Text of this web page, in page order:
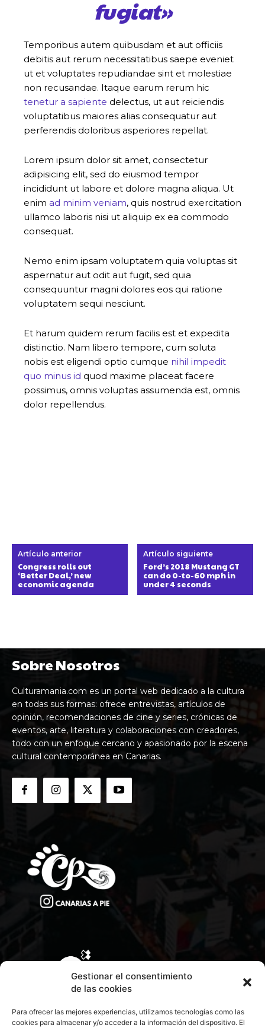
Gestionar el consentimiento
de las cookies
Para ofrecer las mejores experiencias, utilizamos tecnologías como las
cookies para almacenar y/o acceder a la información del dispositivo. El
fugiat»
Temporibus autem quibusdam et aut officiis
debitis aut rerum necessitatibus saepe eveniet
ut et voluptates repudiandae sint et molestiae
non recusandae. Itaque earum rerum hic
tenetur a sapiente delectus, ut aut reiciendis
voluptatibus maiores alias consequatur aut
perferendis doloribus asperiores repellat.
Lorem ipsum dolor sit amet, consectetur
adipisicing elit, sed do eiusmod tempor
incididunt ut labore et dolore magna aliqua. Ut
enim ad minim veniam, quis nostrud exercitation
ullamco laboris nisi ut aliquip ex ea commodo
consequat.
Nemo enim ipsam voluptatem quia voluptas sit
aspernatur aut odit aut fugit, sed quia
consequuntur magni dolores eos qui ratione
voluptatem sequi nesciunt.
Et harum quidem rerum facilis est et expedita
distinctio. Nam libero tempore, cum soluta
nobis est eligendi optio cumque nihil impedit
quo minus id quod maxime placeat facere
possimus, omnis voluptas assumenda est, omnis
dolor repellendus.
Artículo anterior
Congress rolls out
‘Better Deal,’ new
economic agenda
Artículo siguiente
Ford’s 2018 Mustang GT
can do 0-to-60 mph in
under 4 seconds
Sobre Nosotros
Culturamania.com es un portal web dedicado a la cultura
en todas sus formas: ofrece entrevistas, artículos de
opinión, recomendaciones de cine y series, crónicas de
eventos, arte, literatura y colaboraciones con creadores,
todo con un enfoque cercano y apasionado por la escena
cultural contemporánea en Canarias.